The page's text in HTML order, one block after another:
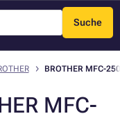
Suche
Menü
BROTHER MFC-
MFC-